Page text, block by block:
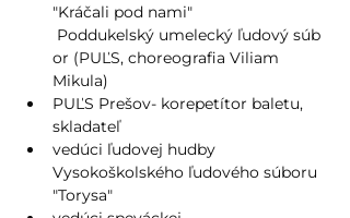
"Kráčali pod nami"
Poddukelský umelecký ľudový súb
or (PUĽS, choreografia Viliam
Mikula)
PUĽS Prešov- korepetítor baletu,
skladateľ
vedúci ľudovej hudby
Vysokoškolského ľudového súboru
"Torysa"